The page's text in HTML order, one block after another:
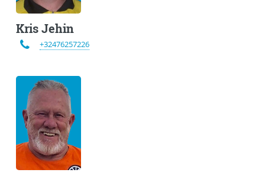
Kris Jehin
+32476257226